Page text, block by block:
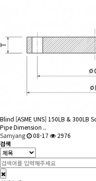
Blind [ASME UNS] 150LB & 300LB
Pipe Dimension ..
Samyang
08-17
2976
검색